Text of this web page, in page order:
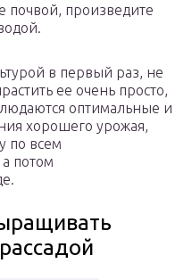
почвой, произведите
в первый раз, не
ее очень просто,
оптимальные и
хорошего урожая,
по всем
потом